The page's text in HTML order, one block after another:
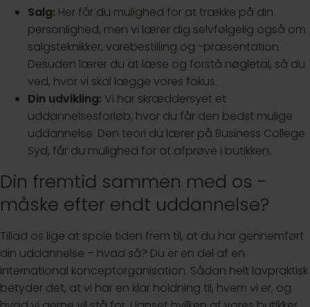
Salg: Her får du mulighed for at trække på din
personlighed, men vi lærer dig selvfølgelig også om
salgsteknikker, varebestilling og -præsentation.
Desuden lærer du at læse og forstå nøgletal, så du
ved, hvor vi skal lægge vores fokus.
Din udvikling: Vi har skræddersyet et
uddannelsesforløb, hvor du får den bedst mulige
uddannelse. Den teori du lærer på Business College
Syd, får du mulighed for at afprøve i butikken.
Din fremtid sammen med os -
måske efter endt uddannelse?
Tillad os lige at spole tiden frem til, at du har gennemført
din uddannelse – hvad så? Du er en del af en
international konceptorganisation. Sådan helt lavpraktisk
betyder det, at vi har en klar holdning til, hvem vi er, og